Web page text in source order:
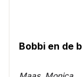
Bobbi en de